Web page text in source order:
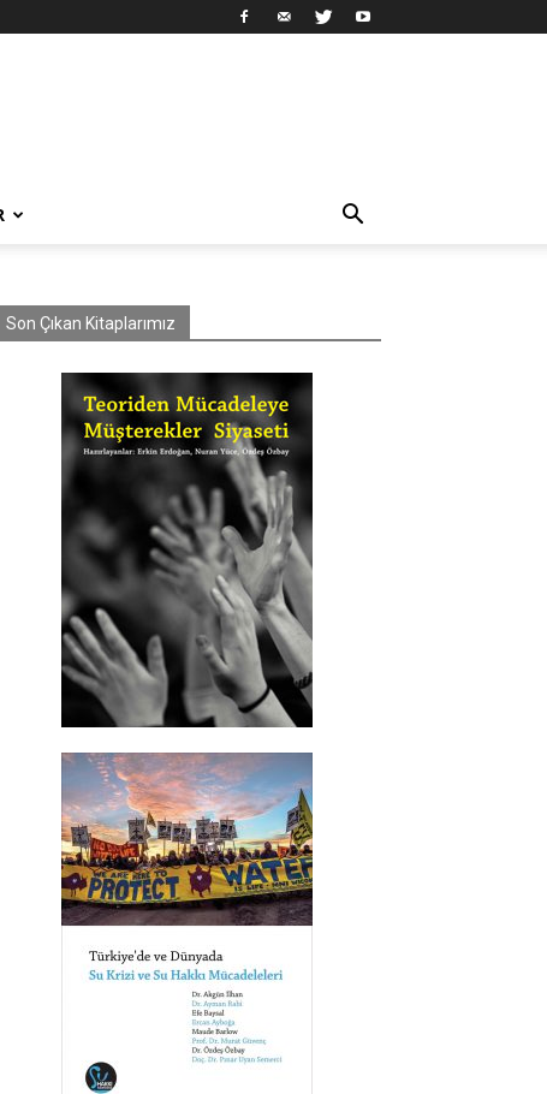
Son Çıkan Kitaplarımız